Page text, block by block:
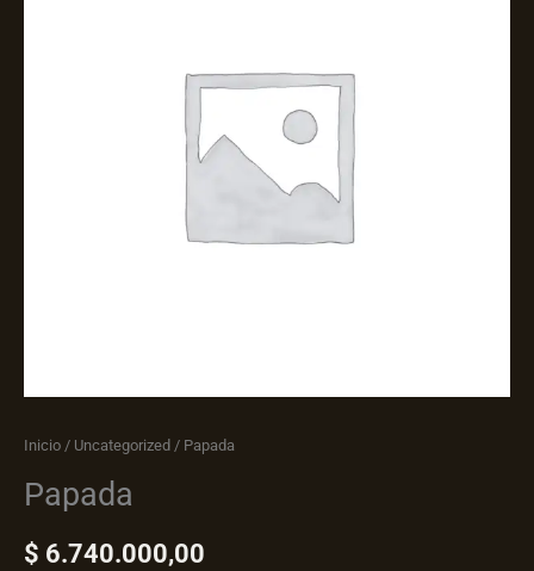
Inicio / Uncategorized / Papada
Papada
$ 6.740.000,00